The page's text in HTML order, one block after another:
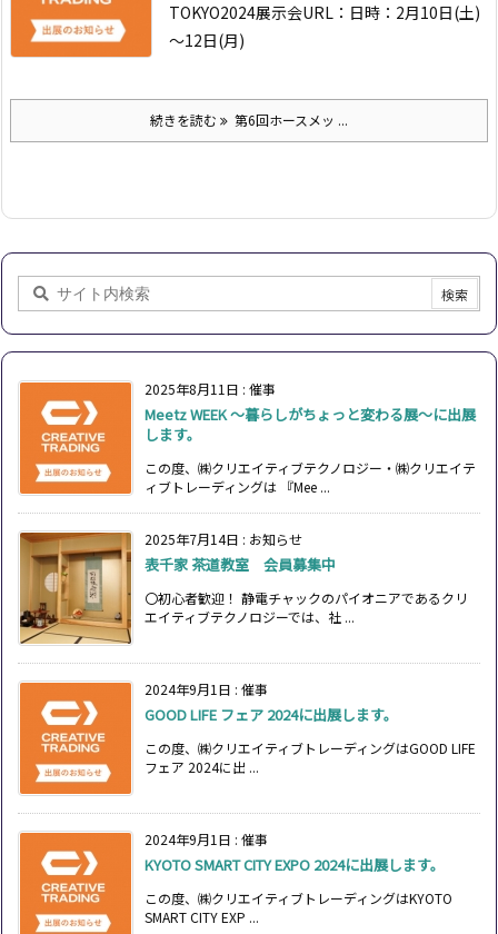
TOKYO2024展示会URL： 日時：2月10日(土)
～12日(月)
続きを読む 第6回ホースメッ ...
2025年8月11日 : 催事
Meetz WEEK ～暮らしがちょっと変わる展～に出展
します。
この度、㈱クリエイティブテクノロジー・㈱クリエイテ
ィブトレーディングは 『Mee ...
2025年7月14日 : お知らせ
表千家 茶道教室 会員募集中
〇初心者歓迎！ 静電チャックのパイオニアであるクリ
エイティブテクノロジーでは、社 ...
2024年9月1日 : 催事
GOOD LIFE フェア 2024に出展します。
この度、㈱クリエイティブトレーディングはGOOD LIFE
フェア 2024に出 ...
2024年9月1日 : 催事
KYOTO SMART CITY EXPO 2024に出展します。
この度、㈱クリエイティブトレーディングはKYOTO
SMART CITY EXP ...